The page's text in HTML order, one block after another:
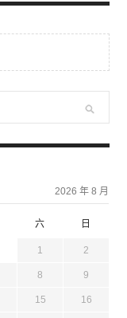
2026 年 8 月
六 日
1 2
8 9
15 16